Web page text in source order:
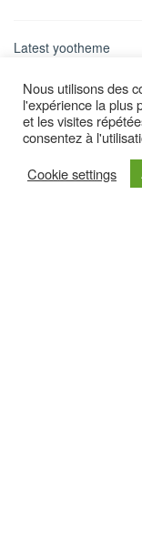
Latest yootheme
Nous utilisons des
l'expérience la plus
et les visites
consentez à
Cookie settings